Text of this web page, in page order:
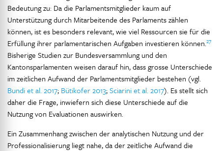
Bedeutung zu: Da die Parlamentsmitglieder kaum auf
Unterstützung durch Mitarbeitende des Parlaments zählen
können, ist es besonders relevant, wie viel Ressourcen sie für die
Erfüllung ihrer parlamentarischen Aufgaben investieren können.27
Bisherige Studien zur Bundesversammlung und den
Kantonsparlamenten weisen darauf hin, dass grosse Unterschiede
im zeitlichen Aufwand der Parlamentsmitglieder bestehen (vgl.
Bundi et al. 2017; Bütikofer 2013;Sciarini et al. 2017). Es stellt sich
daher die Frage, inwiefern sich diese Unterschiede auf die
Nutzung von Evaluationen auswirken.
Ein Zusammenhang zwischen der analytischen Nutzung und der
Professionalisierung liegt nahe, da der zeitliche Aufwand die